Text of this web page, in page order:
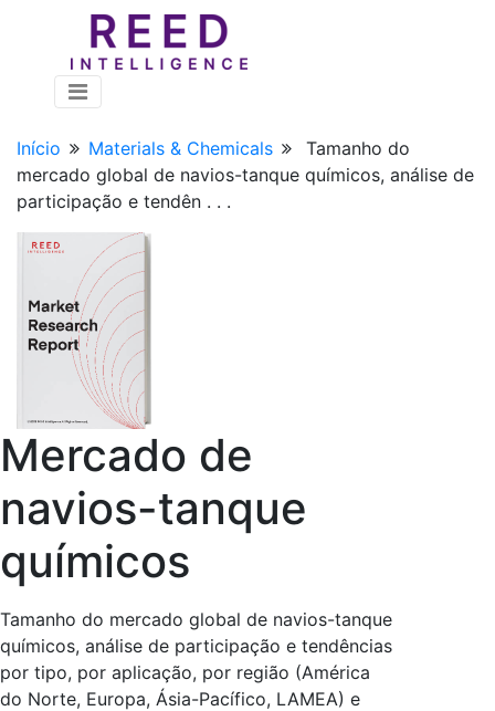
Início Materials & Chemicals
Tamanho do
mercado global de navios-tanque químicos, análise de
participação e tendên . . .
Mercado de
navios-tanque
químicos
Tamanho do mercado global de navios-tanque
químicos, análise de participação e tendências
por tipo, por aplicação, por região (América
do Norte, Europa, Ásia-Pacífico, LAMEA) e